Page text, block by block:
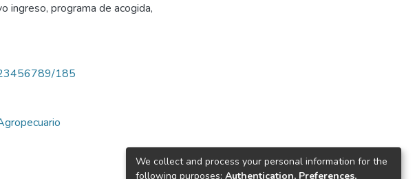
ingreso, programa de acogida,
185
We collect and process your personal information for the
following purposes: Authentication, Preferences,